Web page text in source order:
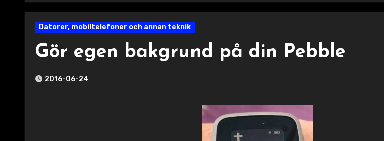
Datorer, mobiltelefoner och annan teknik
Gör egen bakgrund på din Pebble
2016-06-24